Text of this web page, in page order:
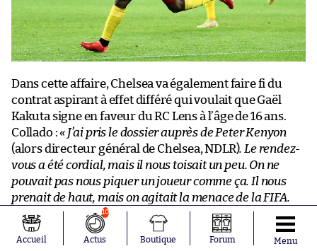
Dans cette affaire, Chelsea va également faire fi du
contrat aspirant à effet différé qui voulait que Gaël
Kakuta signe en faveur du RC Lens à l’âge de 16 ans.
Collado :« J’ai pris le dossier auprès de Peter Kenyon
(alors directeur général de Chelsea, NDLR). Le rendez-
vous a été cordial, mais il nous toisait un peu. On ne
pouvait pas nous piquer un joueur comme ça. Il nous
prenait de haut, mais on agitait la menace de la FIFA.
Pourtant, selon Kenyon, rien ne pouvait arriver à
Chelsea. »
Rien, si ce n’est une plainte du club français
auprès de la FIFA, une condamnation à deux mercatos
Accueil
10
Actus Boutique Forum Menu